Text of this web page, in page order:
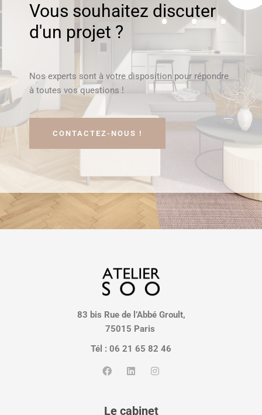
Vous souhaitez discuter
d'un projet ?
Nos experts sont à votre disposition pour répondre
à toutes vos questions !
CONTACTEZ-NOUS !
83 bis Rue de l’Abbé Groult,
75015 Paris
Tél : 06 21 65 82 46
Le cabinet